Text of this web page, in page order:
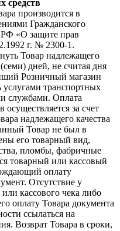
средств
производится в
Гражданского
«О защите прав
г. № 2300-1.
Товар надлежащего
дней, не считая дня
Розничный магазин
услугами транспортных
службами. Оплата
осуществляется за счет
надлежащего качества
Товар не был в
его товарный вид,
пломбы, фабричные
товарный или кассовый
оплату
Отсутствие у
кассового чека либо
оплату Товара документа
ссылаться на
Возврат Товара в сроки,